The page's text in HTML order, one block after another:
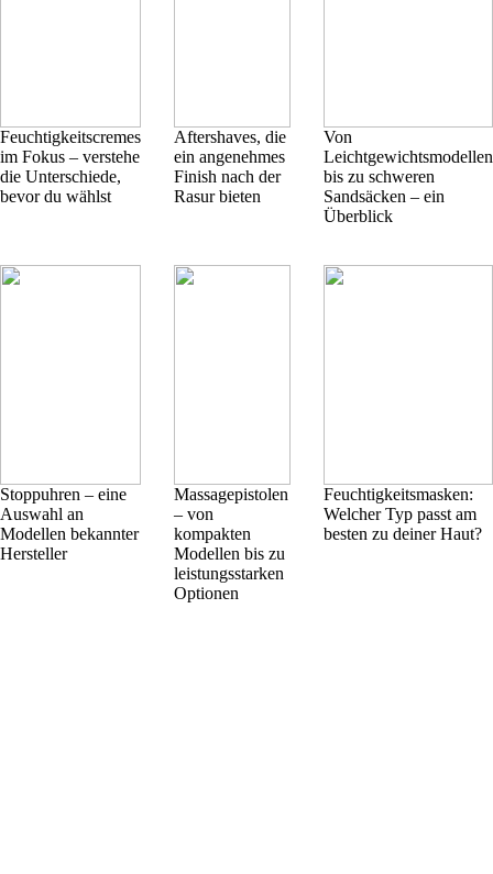
Feuchtigkeitscremes
im Fokus – verstehe
die Unterschiede,
bevor du wählst
Aftershaves, die
ein angenehmes
Finish nach der
Rasur bieten
Von
Leichtgewichtsmodellen
bis zu schweren
Sandsäcken – ein
Überblick
Stoppuhren – eine
Auswahl an
Modellen bekannter
Hersteller
Massagepistolen
– von
kompakten
Modellen bis zu
leistungsstarken
Optionen
Feuchtigkeitsmasken:
Welcher Typ passt am
besten zu deiner Haut?